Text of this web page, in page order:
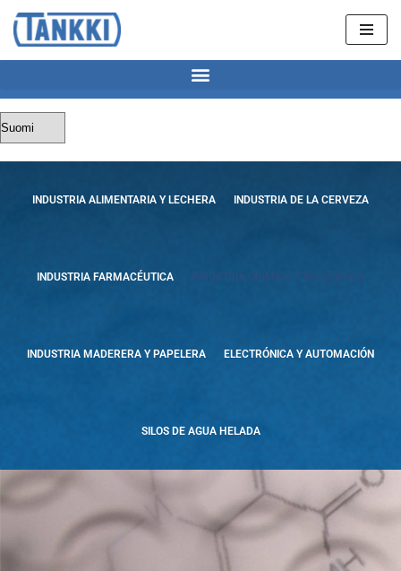
Saltar
INDUSTRIA ALIMENTARIA Y LECHERA INDUSTRIA DE LA CERVEZA
INDUSTRIA FARMACÉUTICA
INDUSTRIA MADERERA Y PAPELERA ELECTRÓNICA Y AUTOMACIÓN
SILOS DE AGUA HELADA